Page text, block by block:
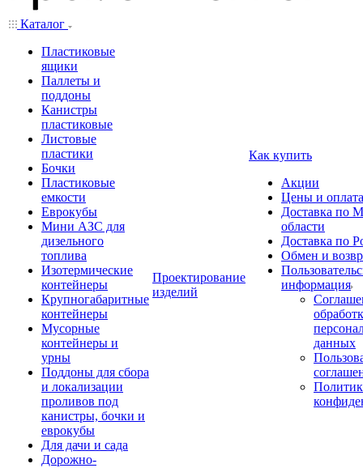
Каталог
Пластиковые
ящики
Паллеты и
поддоны
Канистры
пластиковые
Листовые
пластики
Бочки
Пластиковые
емкости
Еврокубы
Мини АЗС для
дизельного
топлива
Изотермические
контейнеры
Крупногабаритные
контейнеры
Мусорные
контейнеры и
урны
Поддоны для сбора
и локализации
проливов под
канистры, бочки и
еврокубы
Для дачи и сада
Дорожно-
Проектирование
изделий
Как купить
Акции
Цены и оплата
Доставка по
области
Доставка по
Обмен и
информация
данных